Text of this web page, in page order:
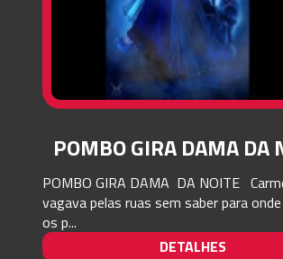
POMBO GIRA DAMA DA
POMBO GIRA DAMA DA NOITE
vagava pelas ruas sem saber para onde
os p...
DETALHES